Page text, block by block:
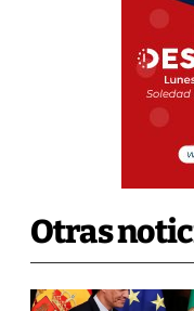
Otras